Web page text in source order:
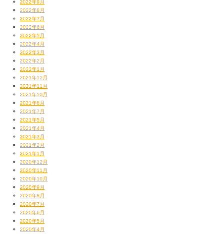
2022年9月
2022年8月
2022年7月
2022年6月
2022年5月
2022年4月
2022年3月
2022年2月
2022年1月
2021年12月
2021年11月
2021年10月
2021年8月
2021年7月
2021年5月
2021年4月
2021年3月
2021年2月
2021年1月
2020年12月
2020年11月
2020年10月
2020年9月
2020年8月
2020年7月
2020年6月
2020年5月
2020年4月